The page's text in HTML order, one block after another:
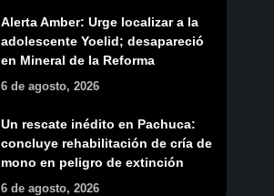
Alerta Amber: Urge localizar a la
adolescente Yoelid; desapareció
en Mineral de la Reforma
6 de agosto, 2026
Un rescate inédito en Pachuca:
concluye rehabilitación de cría de
mono en peligro de extinción
6 de agosto, 2026